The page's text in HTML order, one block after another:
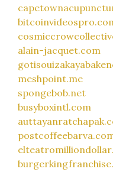
alain-jacquet.com
meshpoint.me
spongebob.net
busyboxintl.com